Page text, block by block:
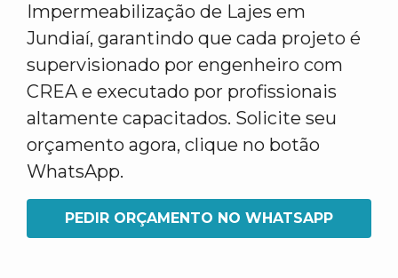
Impermeabilização de Lajes em
Jundiaí, garantindo que cada projeto é
supervisionado por engenheiro com
CREA e executado por profissionais
altamente capacitados. Solicite seu
orçamento agora, clique no botão
WhatsApp.
PEDIR ORÇAMENTO NO WHATSAPP